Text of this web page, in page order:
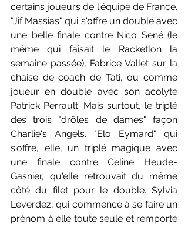
certains joueurs de l'équipe de France.
"Jif Massias" qui s'offre un doublé avec
une belle finale contre Nico Sené (le
même qui faisait le Racketlon la
semaine passée), Fabrice Vallet sur la
chaise de coach de Tati, ou comme
joueur en double avec son acolyte
Patrick Perrault. Mais surtout, le triplé
des trois "drôles de dames" façon
Charlie's Angels. "Elo Eymard" qui
s'offre, elle, un triplé magique avec
une finale contre Celine Heude-
Gasnier, qu'elle retrouvait du même
côté du filet pour le double. Sylvia
Leverdez, qui commence à se faire un
prénom à elle toute seule et remporte